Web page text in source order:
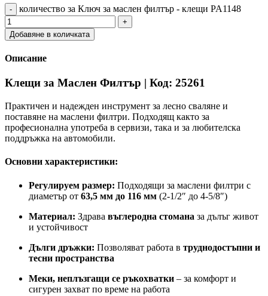
количество за Ключ за маслен филтър - клещи PA1148
Добавяне в количката
Описание
Клещи за Маслен Филтър | Код: 25261
Практичен и надежден инструмент за лесно сваляне и
поставяне на маслени филтри. Подходящ както за
професионална употреба в сервизи, така и за любителска
поддръжка на автомобили.
Основни характеристики:
Регулируем размер: Подходящи за маслени филтри с
диаметър от 63,5 мм до 116 мм (2-1/2″ до 4-5/8″)
Материал: Здравa въглеродна стомана за дълъг живот
и устойчивост
Дълги дръжки: Позволяват работа в труднодостъпни и
тесни пространства
Меки, неплъзгащи се ръкохватки – за комфорт и
сигурен захват по време на работа